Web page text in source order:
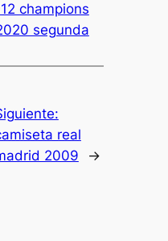
champions
segunda
real
2009
→